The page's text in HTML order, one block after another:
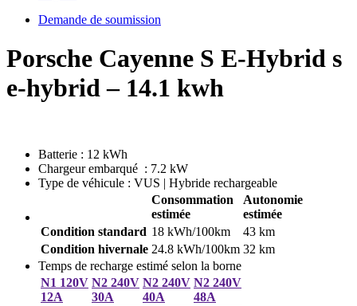
Demande de soumission
Porsche Cayenne S E-Hybrid s
e-hybrid – 14.1 kwh
Batterie : 12 kWh
Chargeur embarqué : 7.2 kW
Type de véhicule : VUS | Hybride rechargeable
Consommation
estimée
Autonomie
estimée
Condition standard 18 kWh/100km
43 km
Condition hivernale 24.8 kWh/100km 32 km
Temps de recharge estimé selon la borne
N1 120V
12A
N2 240V
30A
N2 240V
40A
N2 240V
48A